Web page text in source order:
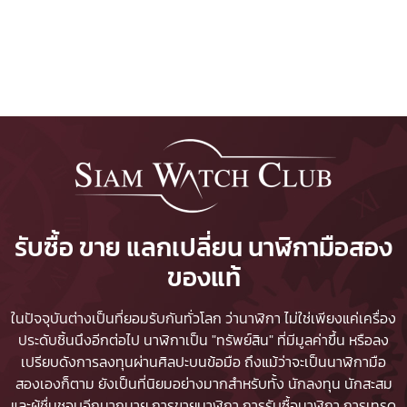
รับซื้อ ขาย แลกเปลี่ยน นาฬิกามือสอง
ของแท้
ในปัจจุบันต่างเป็นที่ยอมรับกันทั่วโลก ว่านาฬิกา ไม่ใช่เพียงแค่เครื่อง
ประดับชิ้นนึงอีกต่อไป นาฬิกาเป็น "ทรัพย์สิน" ที่มีมูลค่าขึ้น หรือลง
เปรียบดังการลงทุนผ่านศิลปะบนข้อมือ ถึงแม้ว่าจะเป็นนาฬิกามือ
สองเองก็ตาม ยังเป็นที่นิยมอย่างมากสำหรับทั้ง นักลงทุน นักสะสม